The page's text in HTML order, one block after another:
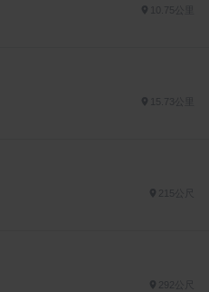
10.75公里
15.73公里
215公尺